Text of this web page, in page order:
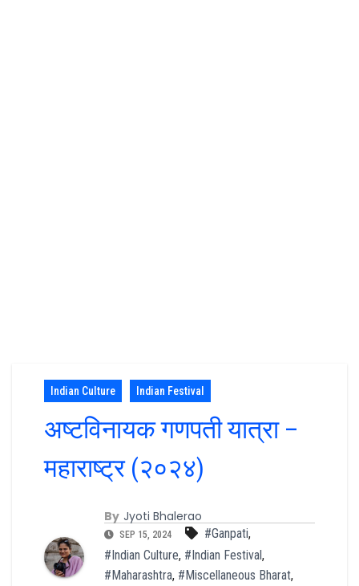
Indian Culture Indian Festival
अष्टविनायक गणपती यात्रा –
महाराष्ट्र (२०२४)
By Jyoti Bhalerao
SEP 15, 2024 #Ganpati,
#Indian Culture, #Indian Festival,
#Maharashtra, #Miscellaneous Bharat,